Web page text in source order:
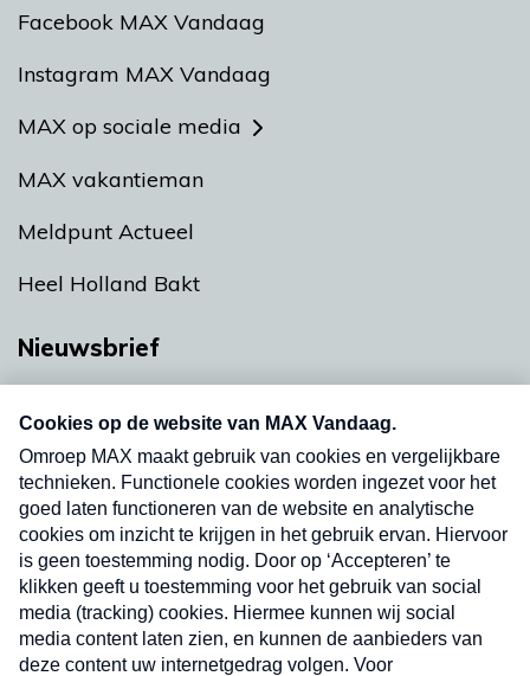
Facebook MAX Vandaag
Instagram MAX Vandaag
MAX op sociale media
MAX vakantieman
Meldpunt Actueel
Heel Holland Bakt
Nieuwsbrief
nieuwsbrief. Elke vrijdag- en dinsdagochtend in
uw mailbox.
Verzend